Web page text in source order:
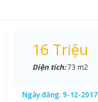
16 Triệu
Diện tích:73 m2
Ngày đăng:9-12-2017